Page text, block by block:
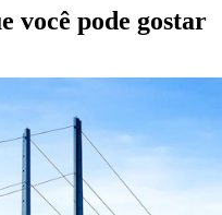
você pode gostar